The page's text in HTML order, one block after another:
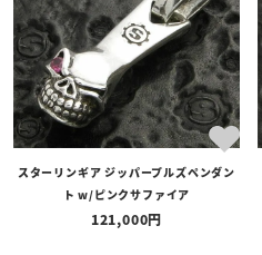
スターリンギア ジッパープルズペンダン
ト w/ピンクサファイア
121,000